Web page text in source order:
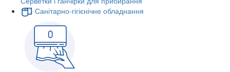
Санітарно-гігієнічне обладнання